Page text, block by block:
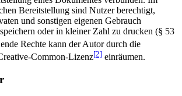
Bereitstellung sind Nutzer berechtigt,
und sonstigen eigenen Gebrauch
oder in kleiner Zahl zu drucken (§ 53
Rechte kann der Autor durch die
Common-Lizenz[2] einräumen.